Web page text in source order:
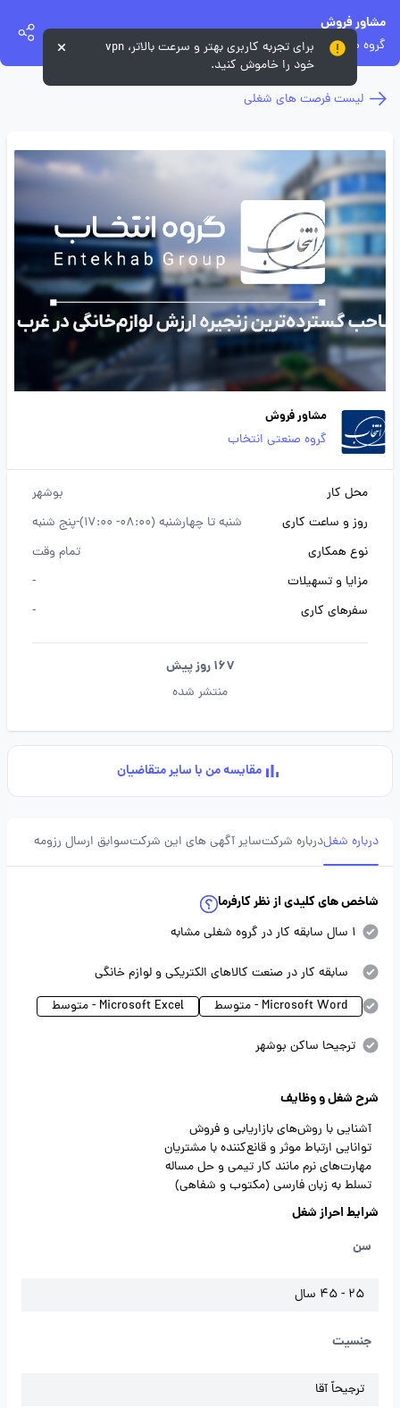
مشاور فروش
گروه صنعتی انتخاب
لیست فرصت های شغلی
مشاور فروش
گروه صنعتی انتخاب
محل کار
بوشهر
روز و ساعت کاری
شنبه تا چهارشنبه (08:00- 17:00)-پنج شنبه
نوع همکاری
تمام وقت
مزایا و تسهیلات
-
سفرهای کاری
-
167 روز پیش
منتشر شده
مقایسه من با سایر متقاضیان
درباره شغلدرباره شرکتسایر آگهی های این شرکتسوابق ارسال رزومه
شاخص های کلیدی از نظر کارفرما
1 سال سابقه کار در گروه شغلی مشابه
سابقه کار در صنعت کالاهای الکتریکی و لوازم خانگی
Microsoft Word - متوسط
Microsoft Excel - متوسط
ترجیحا ساکن بوشهر
شرح شغل و وظایف
آشنایی با روش‌های بازاریابی و فروش
توانایی ارتباط موثر و قانع‌کننده با مشتریان
مهارت‌های نرم مانند کار تیمی و حل مساله
تسلط به زبان فارسی (مکتوب و شفاهی)
شرایط احراز شغل
سن
25 - 45 سال
جنسیت
ترجیحاً آقا
برای تجربه کاربری بهتر و سرعت بالاتر، vpn
خود را خاموش کنید.